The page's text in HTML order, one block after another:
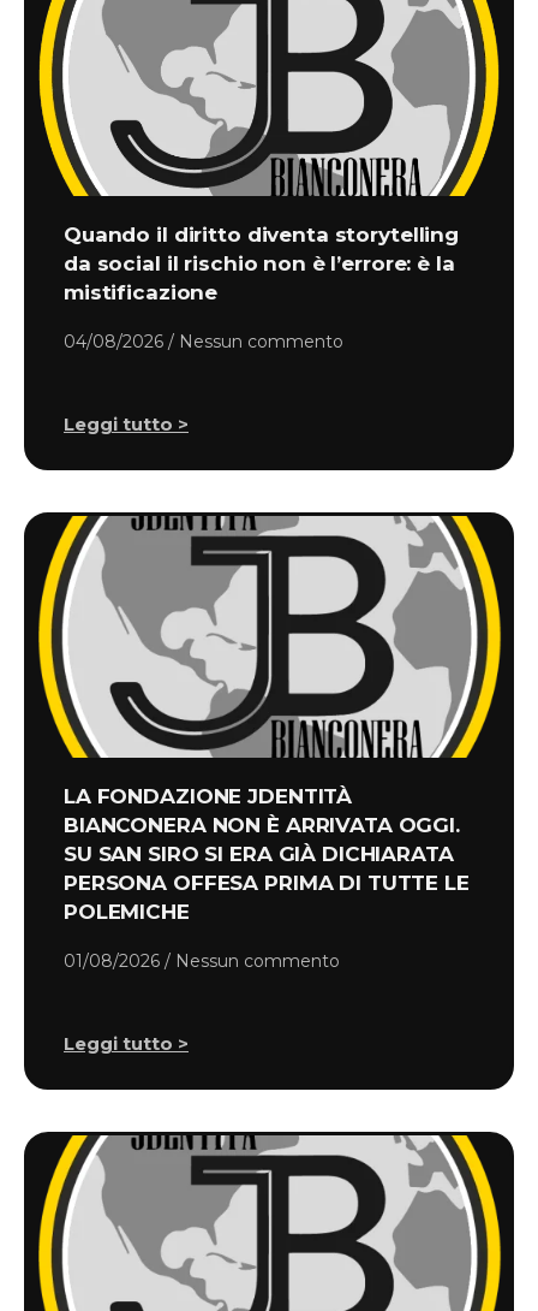
Quando il diritto diventa storytelling
da social il rischio non è l’errore: è la
mistificazione
04/08/2026 Nessun commento
Leggi tutto >
LA FONDAZIONE JDENTITÀ
BIANCONERA NON È ARRIVATA OGGI.
SU SAN SIRO SI ERA GIÀ DICHIARATA
PERSONA OFFESA PRIMA DI TUTTE LE
POLEMICHE
01/08/2026 Nessun commento
Leggi tutto >